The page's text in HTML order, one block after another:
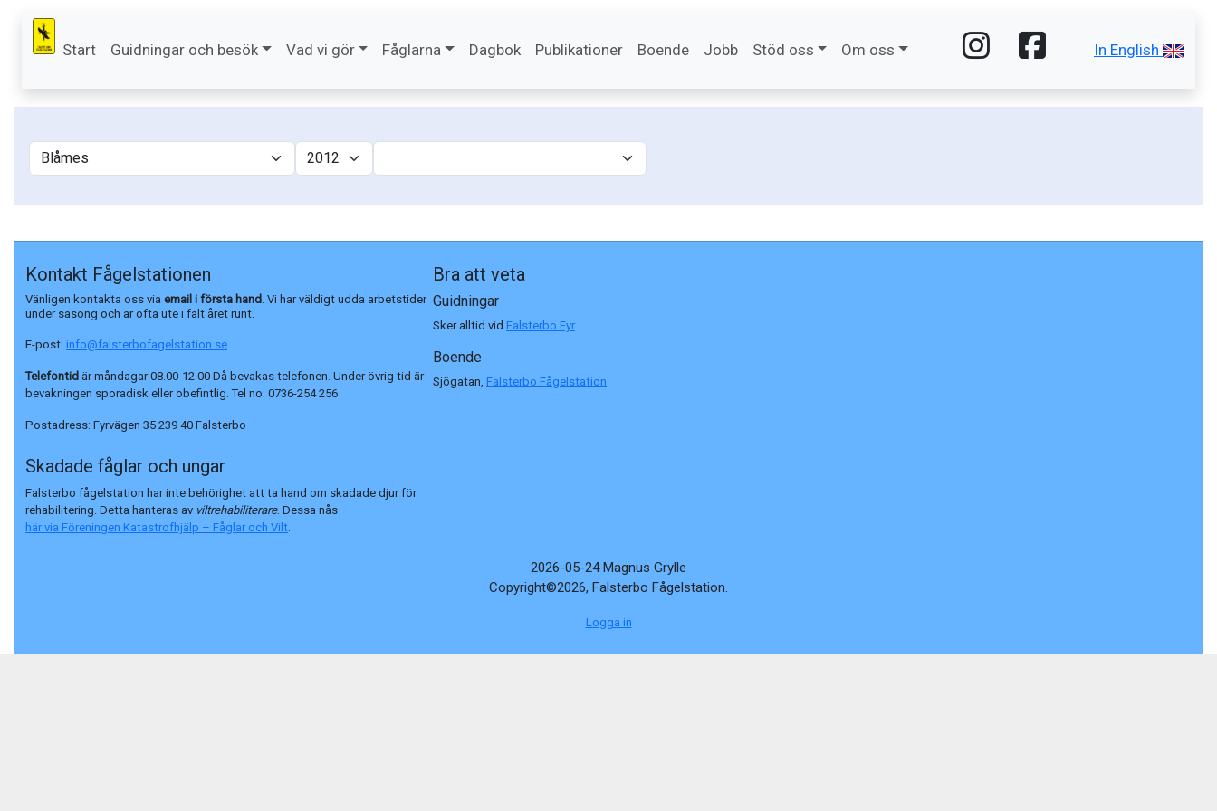
Start Guidningar och besök Vad vi gör Fåglarna Dagbok Publikationer Boende Jobb Stöd oss Om oss In English
Kontakt Fågelstationen
Vänligen kontakta oss via email i första hand. Vi har väldigt udda arbetstider
under säsong och är ofta ute i fält året runt.
E-post: info@falsterbofagelstation.se
Telefontid är måndagar 08.00-12.00 Då bevakas telefonen. Under övrig tid är
bevakningen sporadisk eller obefintlig. Tel no: 0736-254 256
Postadress: Fyrvägen 35 239 40 Falsterbo
Bra att veta
Guidningar
Sker alltid vid Falsterbo Fyr
Boende
Sjögatan, Falsterbo Fågelstation
Skadade fåglar och ungar
Falsterbo fågelstation har inte behörighet att ta hand om skadade djur för
rehabilitering. Detta hanteras av viltrehabiliterare. Dessa nås
här via Föreningen Katastrofhjälp – Fåglar och Vilt.
2026-05-24 Magnus Grylle
Copyright©2026, Falsterbo Fågelstation.
Logga in